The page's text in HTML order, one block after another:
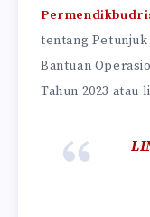
tentang Petunjuk
Bantuan
Tahun 2023 atau